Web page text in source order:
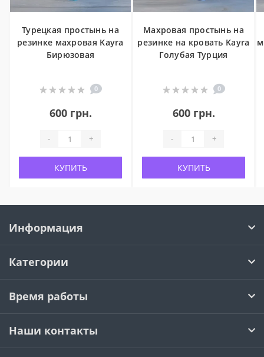
Турецкая простынь на
резинке махровая Kayra
Бирюзовая
0
600 грн.
- +
КУПИТЬ
Махровая простынь на
резинке на кровать Kayra
Голубая Турция
0
600 грн.
- +
КУПИТЬ
Информация
Категории
Время работы
Наши контакты